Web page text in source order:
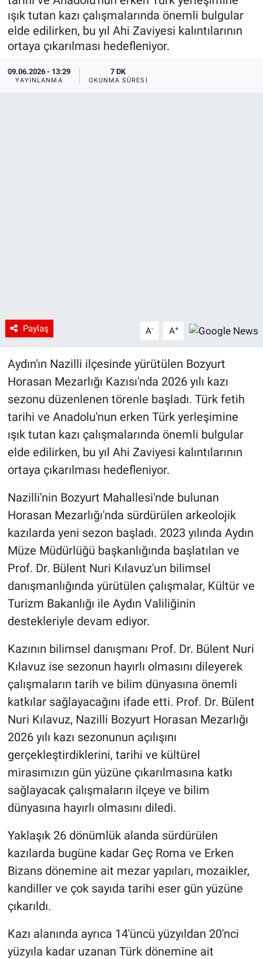
ışık tutan kazı çalışmalarında önemli bulgular
elde edilirken, bu yıl Ahi Zaviyesi kalıntılarının
ortaya çıkarılması hedefleniyor.
09.06.2026 - 13:29
YAYINLANMA
7 DK
OKUNMA SÜRESI
Paylaş A- A+
Aydın'ın Nazilli ilçesinde yürütülen Bozyurt
Horasan Mezarlığı Kazısı'nda 2026 yılı kazı
sezonu düzenlenen törenle başladı. Türk fetih
tarihi ve Anadolu'nun erken Türk yerleşimine
ışık tutan kazı çalışmalarında önemli bulgular
elde edilirken, bu yıl Ahi Zaviyesi kalıntılarının
ortaya çıkarılması hedefleniyor.
Nazilli'nin Bozyurt Mahallesi'nde bulunan
Horasan Mezarlığı'nda sürdürülen arkeolojik
kazılarda yeni sezon başladı. 2023 yılında Aydın
Müze Müdürlüğü başkanlığında başlatılan ve
Prof. Dr. Bülent Nuri Kılavuz'un bilimsel
danışmanlığında yürütülen çalışmalar, Kültür ve
Turizm Bakanlığı ile Aydın Valiliğinin
destekleriyle devam ediyor.
Kazının bilimsel danışmanı Prof. Dr. Bülent Nuri
Kılavuz ise sezonun hayırlı olmasını dileyerek
çalışmaların tarih ve bilim dünyasına önemli
katkılar sağlayacağını ifade etti. Prof. Dr. Bülent
Nuri Kılavuz, Nazilli Bozyurt Horasan Mezarlığı
2026 yılı kazı sezonunun açılışını
gerçekleştirdiklerini, tarihi ve kültürel
mirasımızın gün yüzüne çıkarılmasına katkı
sağlayacak çalışmaların ilçeye ve bilim
dünyasına hayırlı olmasını diledi.
Yaklaşık 26 dönümlük alanda sürdürülen
kazılarda bugüne kadar Geç Roma ve Erken
Bizans dönemine ait mezar yapıları, mozaikler,
kandiller ve çok sayıda tarihi eser gün yüzüne
çıkarıldı.
Kazı alanında ayrıca 14'üncü yüzyıldan 20'nci
yüzyıla kadar uzanan Türk dönemine ait